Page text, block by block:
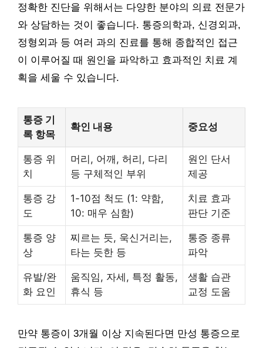
정확한 진단을 위해서는 다양한 분야의 의료 전문가
와 상담하는 것이 좋습니다. 통증의학과, 신경외과,
정형외과 등 여러 과의 진료를 통해 종합적인 접근
이 이루어질 때 원인을 파악하고 효과적인 치료 계
획을 세울 수 있습니다.
통증 기
록 항목
확인 내용 중요성
통증 위
치
머리, 어깨, 허리, 다리
등 구체적인 부위
원인 단서
제공
통증 강
도
1-10점 척도 (1: 약함,
10: 매우 심함)
치료 효과
판단 기준
통증 양
상
찌르는 듯, 욱신거리는,
타는 듯한 등
통증 종류
파악
유발/완
화 요인
움직임, 자세, 특정 활동,
휴식 등
생활 습관
교정 도움
만약 통증이 3개월 이상 지속된다면 만성 통증으로